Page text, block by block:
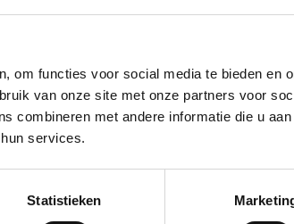
om functies voor social media te bieden en
van onze site met onze partners voor
combineren met andere informatie die u
services.
Statistieken
wereld waarin dating steeds vaker aan
kan overeenkomsten in hobby’s en
niet aanvoelen of iemand echt bij je past.
geen emoties interpreteren, geen
voelen. Daarin zit juist de kracht van een
het gaat niet alleen om romantische idealen.
ook bewezen technieken, zoals het SMI-